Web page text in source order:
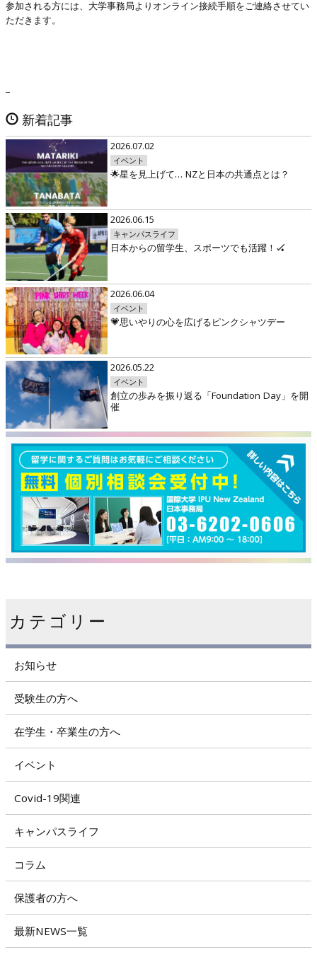
参加される方には、大学事務局よりオンライン接続手順をご連絡させてい
ただきます。
新着記事
2026.07.02
イベント
🌟星を見上げて… NZと日本の共通点とは？
2026.06.15
キャンパスライフ
日本からの留学生、スポーツでも活躍！🏑
2026.06.04
イベント
💗思いやりの心を広げるピンクシャツデー
2026.05.22
イベント
創立の歩みを振り返る「Foundation Day」を開
催
カテゴリー
お知らせ
受験生の方へ
在学生・卒業生の方へ
イベント
Covid-19関連
キャンパスライフ
コラム
保護者の方へ
最新NEWS一覧